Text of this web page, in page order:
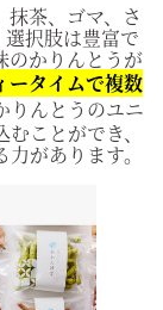
茶、ゴマ、さ
択肢は豊富で
のかりんとうが
ータイムで複数
りんとうのユニ
ことができ、
があります。